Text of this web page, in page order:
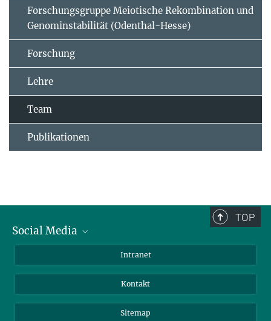
Forschungsgruppe Meiotische Rekombination und
Genominstabilität (Odenthal-Hesse)
Forschung
Lehre
Team
Publikationen
TOP
Social Media
Intranet
Kontakt
Sitemap